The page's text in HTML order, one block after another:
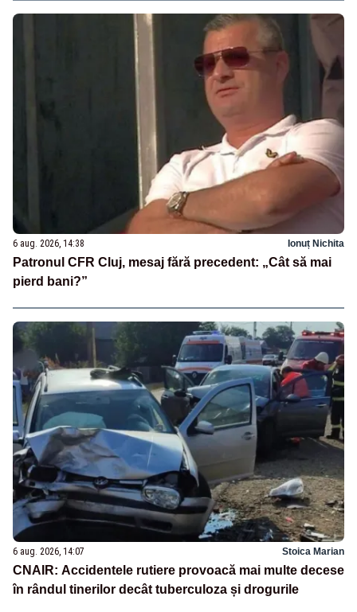
6 aug. 2026, 14:38 Ionuț Nichita
Patronul CFR Cluj, mesaj fără precedent: „Cât să mai
pierd bani?”
6 aug. 2026, 14:07 Stoica Marian
CNAIR: Accidentele rutiere provoacă mai multe decese
în rândul tinerilor decât tuberculoza și drogurile